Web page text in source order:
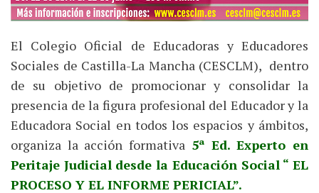
El Colegio Oficial de Educadoras y Educadores
Sociales de Castilla-La Mancha (CESCLM), dentro
de su objetivo de promocionar y consolidar la
presencia de la figura profesional del Educador y la
Educadora Social en todos los espacios y ámbitos,
organiza la acción formativa 5ª Ed. Experto en
Peritaje Judicial desde la Educación Social “ EL
PROCESO Y EL INFORME PERICIAL”.